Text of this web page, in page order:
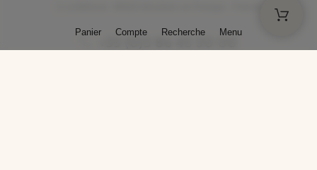
+33 (0)3 86 45 50 00
Panier Compte Recherche Menu